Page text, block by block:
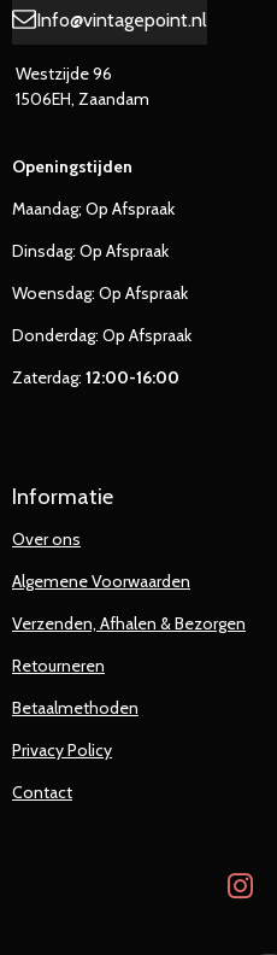
Info@vintagepoint.nl
Westzijde 96
1506EH, Zaandam
Openingstijden
Maandag; Op Afspraak
Dinsdag: Op Afspraak
Woensdag: Op Afspraak
Donderdag: Op Afspraak
Zaterdag: 12:00-16:00
Informatie
Over ons
Algemene Voorwaarden
Verzenden, Afhalen & Bezorgen
Retourneren
Betaalmethoden
Privacy Policy
Contact
I